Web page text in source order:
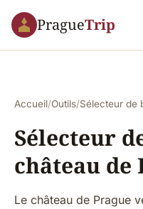
PragueTrip
Accueil/Outils/Sélecteur de
Sélecteur
château de
Le château de Prague